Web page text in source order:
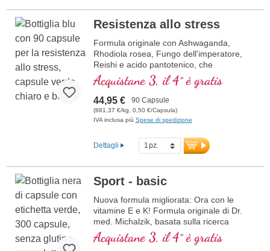
Resistenza allo stress
Formula originale con Ashwaganda,
Rhodiola rosea, Fungo dell'imperatore,
Reishi e acido pantotenico, che
contribuisce alla normale prestazioni
mentali. La vitamina E aiuta a proteggere
le cellule dallo stress ossidativo.
Acquistane 3, il 4° è gratis
44,95 € 90 Capsule
(881,37 €/kg, 0,50 €/Capsula)
IVA inclusa più Spese di spedizione
Dettagli
Sport - basic
Nuova formula migliorata: Ora con le
vitamine E e K! Formula originale di Dr.
med. Michalzik, basata sulla ricerca
scientifica più avanzata. Vitamine B 2, 6,
12 e acido folico in forma bioattiva.
Acquistane 3, il 4° è gratis